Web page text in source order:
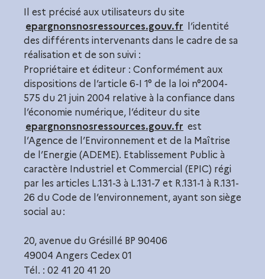
Il est précisé aux utilisateurs du site
epargnonsnosressources.gouv.fr
l’identité
des différents intervenants dans le cadre de sa
réalisation et de son suivi :
Propriétaire et éditeur : Conformément aux
dispositions de l’article 6-I 1° de la loi n°2004-
575 du 21 juin 2004 relative à la confiance dans
l’économie numérique, l’éditeur du site
epargnonsnosressources.gouv.fr est
l’Agence de l’Environnement et de la Maîtrise
de l’Energie (ADEME). Etablissement Public à
caractère Industriel et Commercial (EPIC) régi
par les articles L.131-3 à L.131-7 et R.131-1 à R.131-
26 du Code de l’environnement, ayant son siège
social au :
20, avenue du Grésillé BP 90406
49004 Angers Cedex 01
Tél. : 02 41 20 41 20